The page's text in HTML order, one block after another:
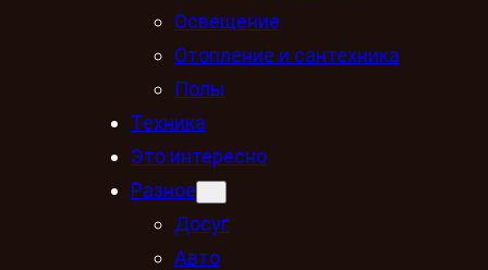
Освещение
Отопление и сантехника
Полы
Техника
Это интересно
Разное
Досуг
Авто